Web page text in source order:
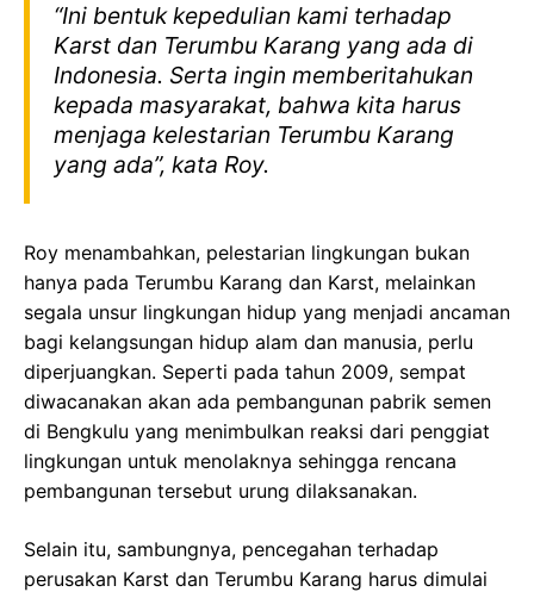
“Ini bentuk kepedulian kami terhadap
Karst dan Terumbu Karang yang ada di
Indonesia. Serta ingin memberitahukan
kepada masyarakat, bahwa kita harus
menjaga kelestarian Terumbu Karang
yang ada”, kata Roy.
Roy menambahkan, pelestarian lingkungan bukan
hanya pada Terumbu Karang dan Karst, melainkan
segala unsur lingkungan hidup yang menjadi ancaman
bagi kelangsungan hidup alam dan manusia, perlu
diperjuangkan. Seperti pada tahun 2009, sempat
diwacanakan akan ada pembangunan pabrik semen
di Bengkulu yang menimbulkan reaksi dari penggiat
lingkungan untuk menolaknya sehingga rencana
pembangunan tersebut urung dilaksanakan.
Selain itu, sambungnya, pencegahan terhadap
perusakan Karst dan Terumbu Karang harus dimulai